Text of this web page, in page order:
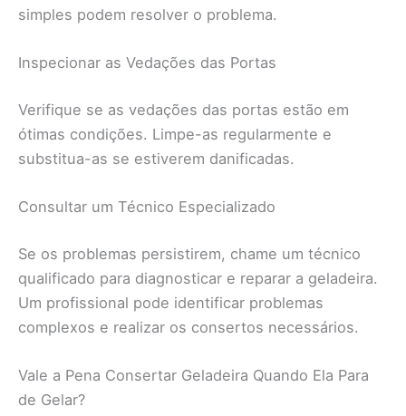
simples podem resolver o problema.
Inspecionar as Vedações das Portas
Verifique se as vedações das portas estão em
ótimas condições. Limpe-as regularmente e
substitua-as se estiverem danificadas.
Consultar um Técnico Especializado
Se os problemas persistirem, chame um técnico
qualificado para diagnosticar e reparar a geladeira.
Um profissional pode identificar problemas
complexos e realizar os consertos necessários.
Vale a Pena Consertar Geladeira Quando Ela Para
de Gelar?